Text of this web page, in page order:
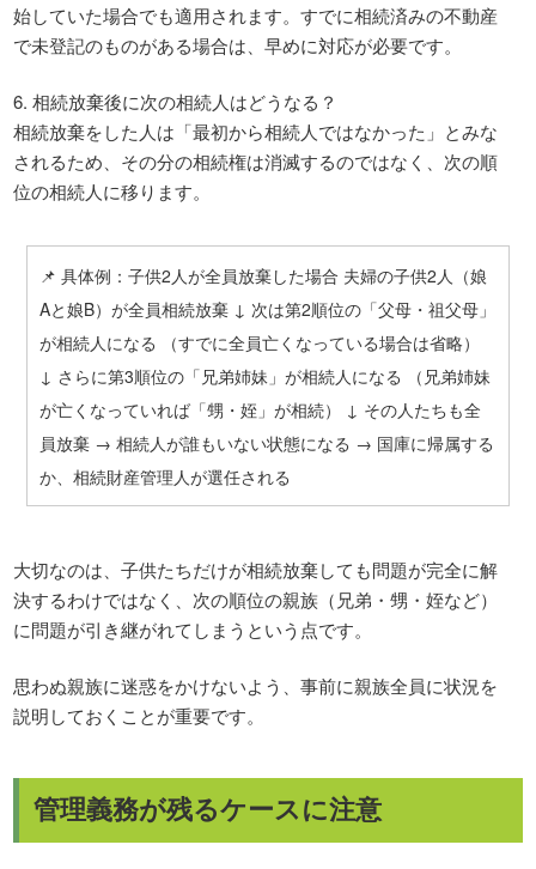
始していた場合でも適用されます。すでに相続済みの不動産
で未登記のものがある場合は、早めに対応が必要です。
6. 相続放棄後に次の相続人はどうなる？
相続放棄をした人は「最初から相続人ではなかった」とみな
されるため、その分の相続権は消滅するのではなく、次の順
位の相続人に移ります。
📌 具体例：子供2人が全員放棄した場合 夫婦の子供2人（娘
Aと娘B）が全員相続放棄 ↓ 次は第2順位の「父母・祖父母」
が相続人になる （すでに全員亡くなっている場合は省略）
↓ さらに第3順位の「兄弟姉妹」が相続人になる （兄弟姉妹
が亡くなっていれば「甥・姪」が相続） ↓ その人たちも全
員放棄 → 相続人が誰もいない状態になる → 国庫に帰属する
か、相続財産管理人が選任される
大切なのは、子供たちだけが相続放棄しても問題が完全に解
決するわけではなく、次の順位の親族（兄弟・甥・姪など）
に問題が引き継がれてしまうという点です。
思わぬ親族に迷惑をかけないよう、事前に親族全員に状況を
説明しておくことが重要です。
管理義務が残るケースに注意